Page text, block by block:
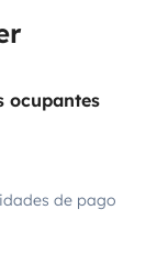
ocupantes
de pago